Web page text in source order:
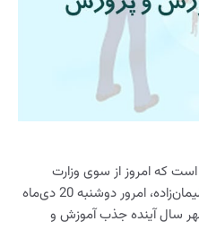
است که امروز از سوی وزارت
آموزش و پرورش اعلام شد. ناصر سلیمان‌زاده، امرور دوشنبه 20 دی‌ماه
معلم در مهر سال آینده جذب آموزش و